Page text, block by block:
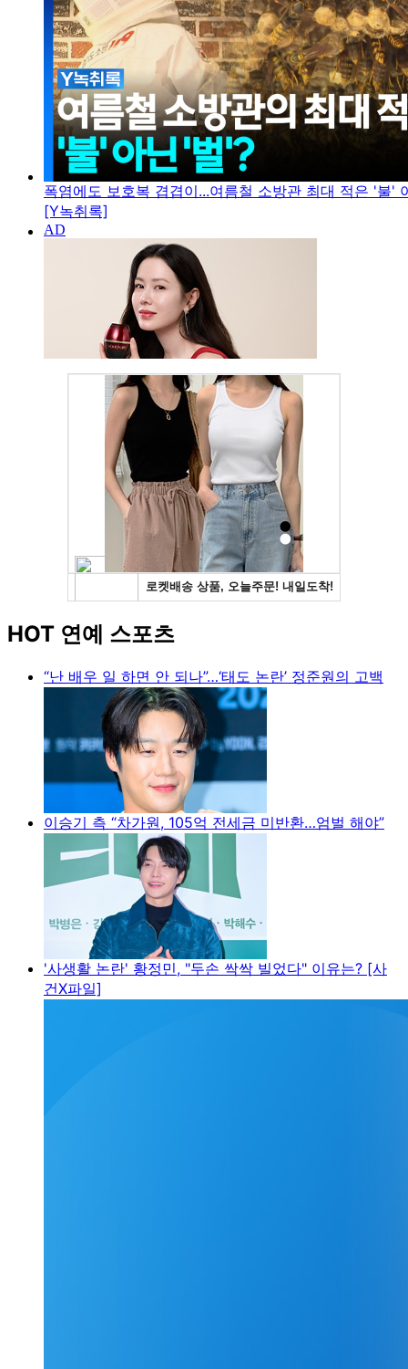
폭염에도 보호복 겹겹이...여름철 소방관 최대 적은 '불'
[Y녹취록]
HOT 연예 스포츠
“난 배우 일 하면 안 되나”…‘태도 논란’ 정준원의 고백
이승기 측 “차가원, 105억 전세금 미반환…엄벌 해야”
'사생활 논란' 황정민, "두손 싹싹 빌었다" 이유는? [사
건X파일]